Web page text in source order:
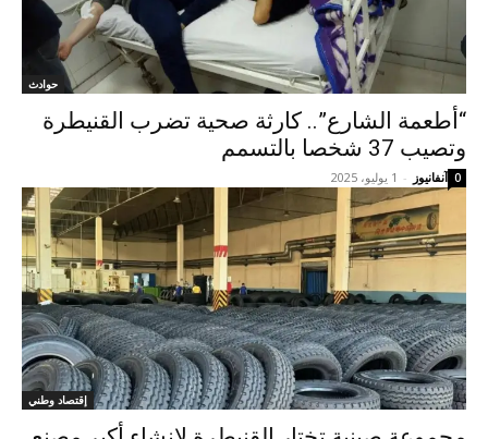
حوادث
“أطعمة الشارع”.. كارثة صحية تضرب القنيطرة
وتصيب 37 شخصا بالتسمم
آنفانيوز - 1 يوليو، 2025 0
إقتصاد وطني